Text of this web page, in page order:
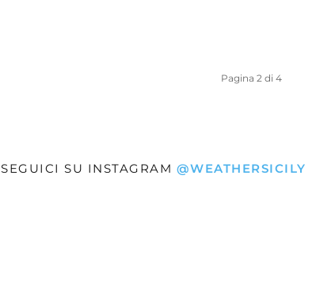
Pagina 2 di 4
SEGUICI SU INSTAGRAM @WEATHERSICILY